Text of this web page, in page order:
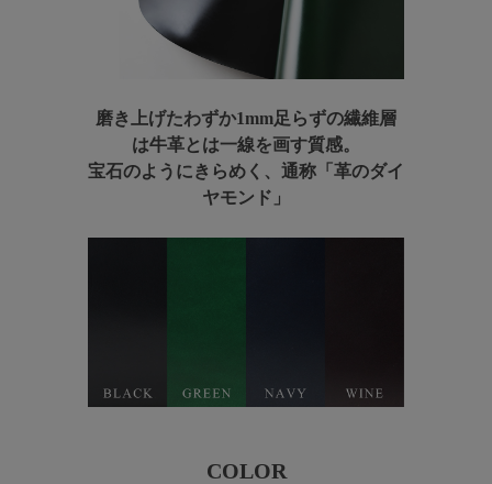
磨き上げたわずか1mm足らずの繊維層
は牛革とは一線を画す質感。
宝石のようにきらめく、 通称「革のダイ
ヤモンド」
COLOR